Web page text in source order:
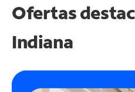
Ofertas
Indiana